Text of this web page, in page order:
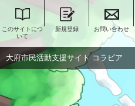
このサイトにつ
いて
新規登録 お問い合わせ
大府市民活動支援サイト コラビア